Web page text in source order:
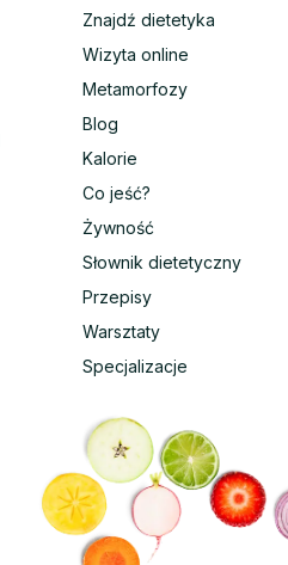
Znajdź dietetyka
Wizyta online
Metamorfozy
Blog
Kalorie
Co jeść?
Żywność
Słownik dietetyczny
Przepisy
Warsztaty
Specjalizacje